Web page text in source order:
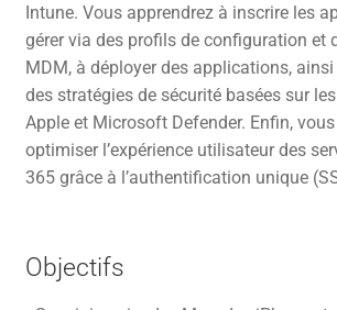
Intune. Vous apprendrez à inscrire les
gérer via des profils de configuration et
MDM, à déployer des applications, ainsi
des stratégies de sécurité basées sur
Apple et Microsoft Defender. Enfin,
optimiser l’expérience utilisateur des
365 grâce à l’authentification unique
Objectifs